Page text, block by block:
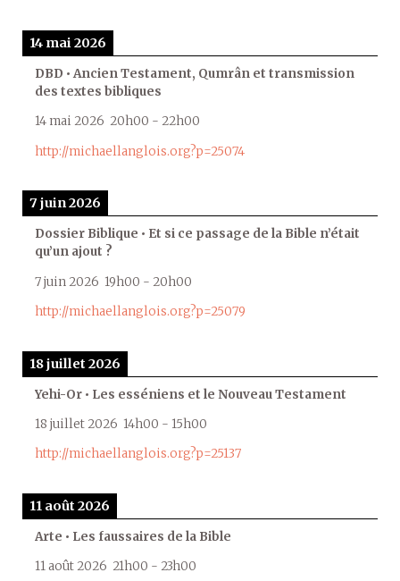
14 mai 2026
DBD • Ancien Testament, Qumrân et transmission
des textes bibliques
14 mai 2026 20h00 - 22h00
http://michaellanglois.org?p=25074
7 juin 2026
Dossier Biblique • Et si ce passage de la Bible n’était
qu’un ajout ?
7 juin 2026 19h00 - 20h00
http://michaellanglois.org?p=25079
18 juillet 2026
Yehi-Or • Les esséniens et le Nouveau Testament
18 juillet 2026 14h00 - 15h00
http://michaellanglois.org?p=25137
11 août 2026
Arte • Les faussaires de la Bible
11 août 2026 21h00 - 23h00